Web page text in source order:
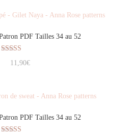
PDF Tailles 34 au 52
Note
5.00
11,90€
PDF Tailles 34 au 52